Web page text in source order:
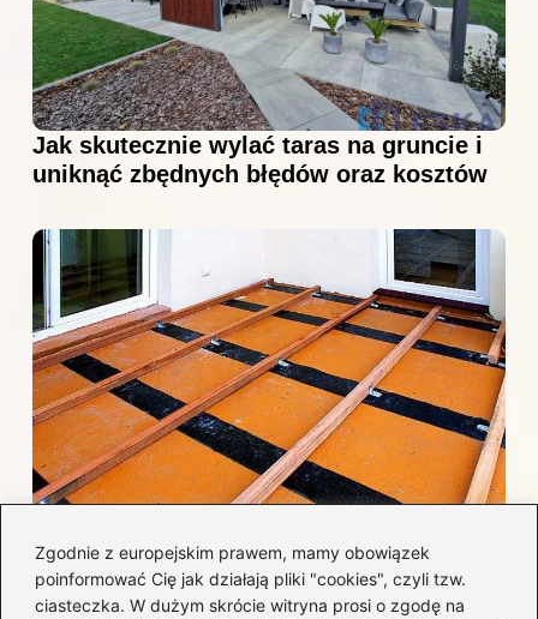
Zgodnie z europejskim prawem, mamy obowiązek
poinformować Cię jak działają pliki "cookies", czyli tzw.
ciasteczka. W dużym skrócie witryna prosi o zgodę na
Jak skutecznie wylać taras na gruncie i
uniknąć zbędnych błędów oraz kosztów
Jak efektywnie wykończyć taras
betonowy, by uniknąć najczęstszych
błędów i kosztów?